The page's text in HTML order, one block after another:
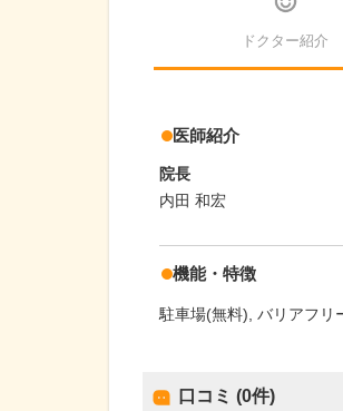
ドクター紹介
医師紹介
院長
内田 和宏
機能・特徴
駐車場(無料) バリアフリ
口コミ (0件)